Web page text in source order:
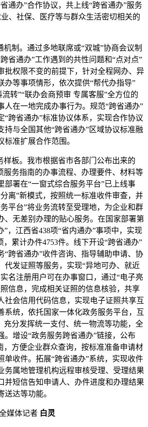
通办”合作协议，共上线“跨省通办”服务
、社保、医疗等与群众生活密切相关的
机制。通过多地联席或“双城”协商会议制
省通办”工作遇到的共性问题和“点对点”
批权限不变的前提下，针对全程网办、异
办等事项情形，依次提供“帮代办指导”
转”“联办会商预审 专属客服”全方位的
人在一地完成办事行为。规范“跨省通办”
“跨省通办”标准协议体系，实现合作协议
持与全国其他“跨省通办”区域协议标准融
准扩展合作范围。
样板。我市根据省市各部门公布出来的
服务指南的办事流程、办理要件、材料等
部署在“一窗式综合服务平台”已上线事
离”新模式，按照统一标准收件审查，并
平台”将业务流转至受理地，为企业和群
、无差别办理的贴心服务。在国家部署第
”，江西省438项“省内通办”事项中，实现
，累计办件4753件。线下开设“跨省通办”
“跨省通办”收件咨询、指导辅助申请、协
代发证照等服务，实现“异地可办、就近
名注册用户可在办事窗口，通过“电子亮
信息，完成相关证照的信息核验，共享
社会信用代码信息，实现电子证照共享互
系统，依托国家一体化政务服务平台，互
充分发挥统一支付、统一物流等功能，全
。增设“政务服务跨省通办”链接，公布
，方便企业群众查询，按标准准备申请材
单收件。拓展“跨省通办”系统，实现收件
务属地管理机构远程审核受理、受理结果
并短信告知申请人、办件进度和办理结果
送达等功能。
媒体记者 白灵